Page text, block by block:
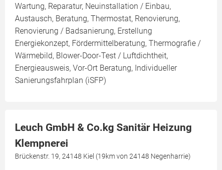
Wartung, Reparatur, Neuinstallation / Einbau,
Austausch, Beratung, Thermostat, Renovierung,
Renovierung / Badsanierung, Erstellung
Energiekonzept, Fördermittelberatung, Thermografie /
Wärmebild, Blower-Door-Test / Luftdichtheit,
Energieausweis, Vor-Ort Beratung, Individueller
Sanierungsfahrplan (iSFP)
Leuch GmbH & Co.kg Sanitär Heizung
Klempnerei
Brückenstr. 19, 24148 Kiel (19km von 24148 Negenharrie)